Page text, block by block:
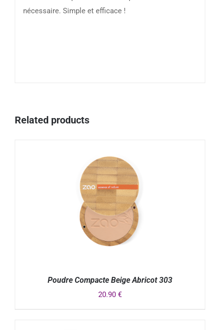
nécessaire. Simple et efficace !
Related products
Poudre Compacte Beige Abricot 303
20.90 €